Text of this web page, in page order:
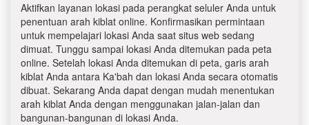
Aktifkan layanan lokasi pada perangkat seluler Anda untuk
penentuan arah kiblat online. Konfirmasikan permintaan
untuk mempelajari lokasi Anda saat situs web sedang
dimuat. Tunggu sampai lokasi Anda ditemukan pada peta
online. Setelah lokasi Anda ditemukan di peta, garis arah
kiblat Anda antara Ka'bah dan lokasi Anda secara otomatis
dibuat. Sekarang Anda dapat dengan mudah menentukan
arah kiblat Anda dengan menggunakan jalan-jalan dan
bangunan-bangunan di lokasi Anda.